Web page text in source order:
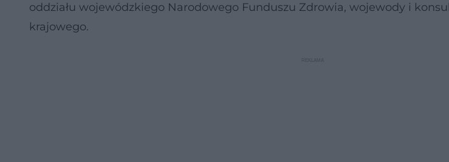
oddziału wojewódzkiego Narodowego Funduszu Zdrowia, wojewody i
krajowego.